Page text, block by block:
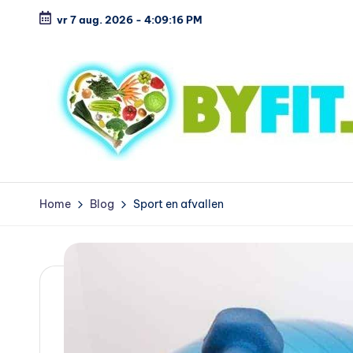
vr 7 aug. 2026 - 4:09:17 PM
B
i
l
en
voordelig
Home Blog Sport en afvallen